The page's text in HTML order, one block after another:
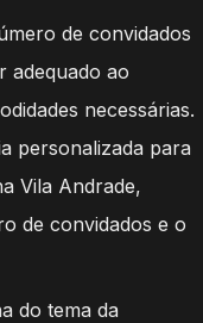
de convidados
adequado ao
necessárias.
personalizada para
Vila Andrade,
de convidados e o
do tema da